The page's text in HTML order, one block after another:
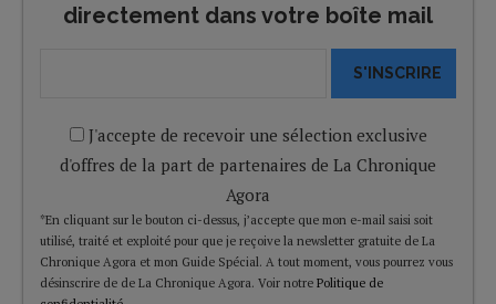
directement dans votre boîte mail
S'INSCRIRE
J'accepte de recevoir une sélection exclusive
d'offres de la part de partenaires de La Chronique
Agora
*En cliquant sur le bouton ci-dessus, j’accepte que mon e-mail saisi soit
utilisé, traité et exploité pour que je reçoive la newsletter gratuite de La
Chronique Agora et mon Guide Spécial. A tout moment, vous pourrez vous
désinscrire de de La Chronique Agora. Voir notre Politique de